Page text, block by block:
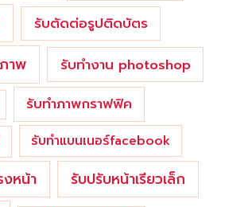
รับตัดต่อรูปติดบัตร
าพ รับทำงาน photoshop
รับทำภาพกราฟฟิค
รับทำแบนเนอร์facebook
งหน้า รับปรับหน้าเรียวเล็ก